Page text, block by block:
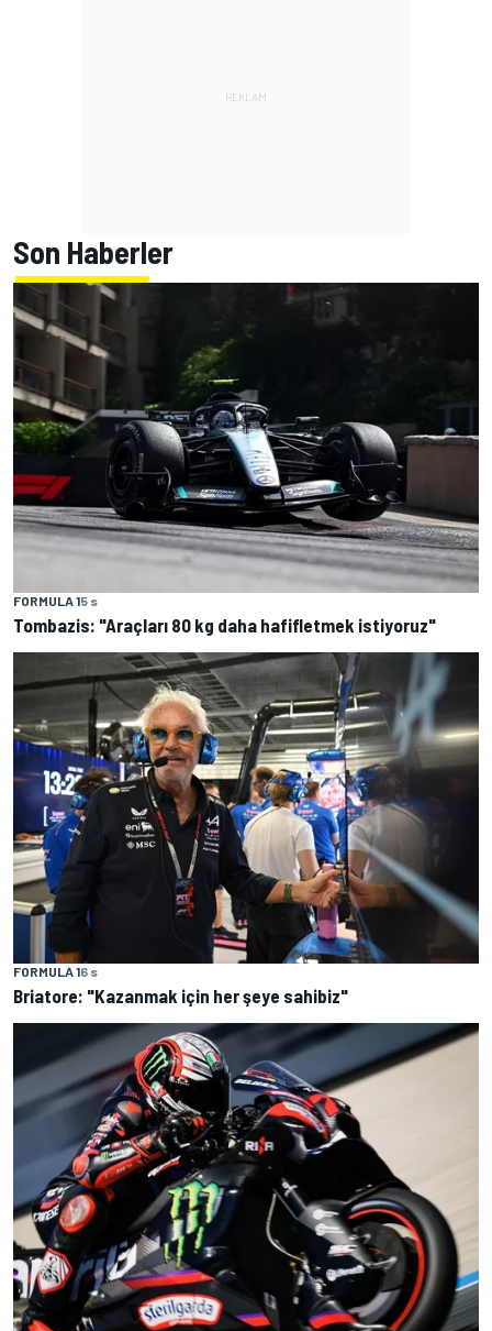
Son Haberler
FORMULA 15 s
Tombazis: "Araçları 80 kg daha hafifletmek istiyoruz"
FORMULA 16 s
Briatore: "Kazanmak için her şeye sahibiz"